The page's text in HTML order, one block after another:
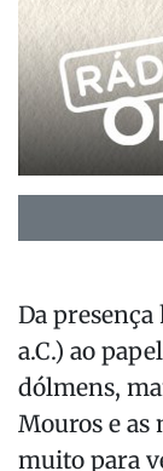
Da
a.C.) ao
dólmens,
Mouros e as
muito para